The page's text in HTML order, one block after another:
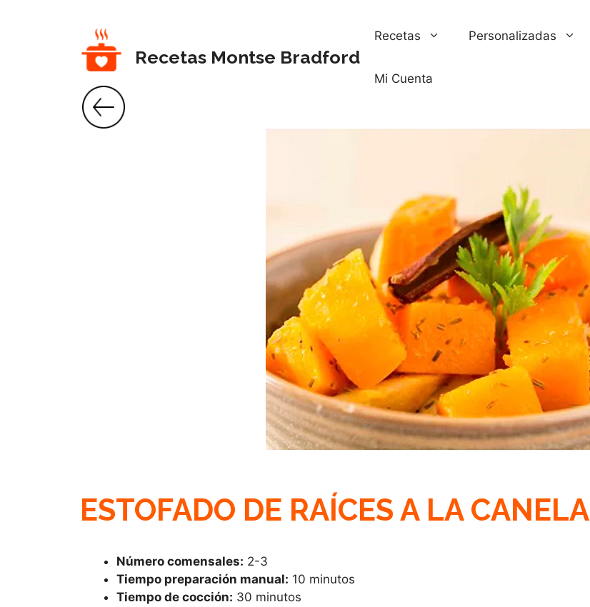
Recetas Montse Bradford
Recetas Personalizadas
Mi Cuenta
ESTOFADO DE RAÍCES A LA CANELA
Número comensales: 2-3
Tiempo preparación manual: 10 minutos
Tiempo de cocción: 30 minutos